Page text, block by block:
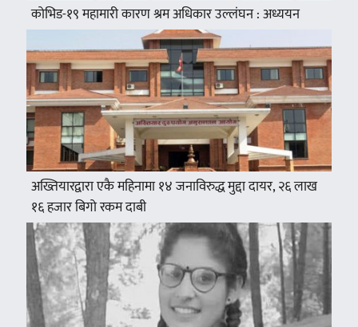
कोभिड-१९ महामारी कारण श्रम अधिकार उल्लंघन : अध्ययन
अख्तियारद्वारा एकै महिनामा १४ जनाविरुद्ध मुद्दा दायर, २६ लाख
१६ हजार बिगो रकम दाबी